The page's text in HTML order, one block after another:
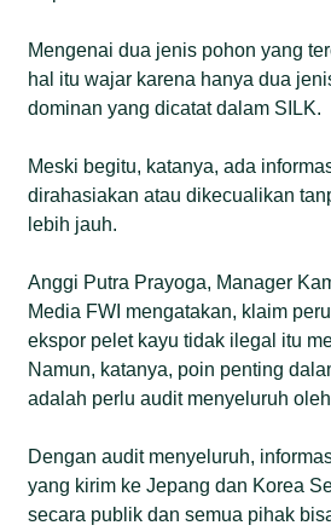
Mengenai dua jenis pohon yang
hal itu wajar karena hanya dua
dominan yang dicatat dalam SILK.
Meski begitu, katanya, ada
dirahasiakan atau dikecualikan
lebih jauh.
Anggi Putra Prayoga, Manager
Media FWI mengatakan, klaim
ekspor pelet kayu tidak ilegal itu
Namun, katanya, poin penting
adalah perlu audit menyeluruh
Dengan audit menyeluruh,
yang kirim ke Jepang dan Korea
secara publik dan semua pihak